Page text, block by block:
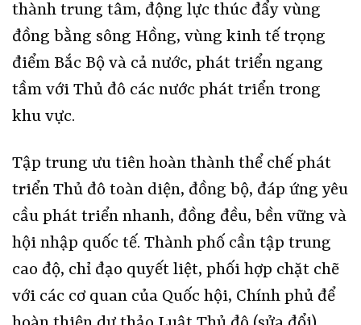
thành trung tâm, động lực thúc đẩy vùng
đồng bằng sông Hồng, vùng kinh tế trọng
điểm Bắc Bộ và cả nước, phát triển ngang
tầm với Thủ đô các nước phát triển trong
khu vực.
Tập trung ưu tiên hoàn thành thể chế phát
triển Thủ đô toàn diện, đồng bộ, đáp ứng yêu
cầu phát triển nhanh, đồng đều, bền vững và
hội nhập quốc tế. Thành phố cần tập trung
cao độ, chỉ đạo quyết liệt, phối hợp chặt chẽ
với các cơ quan của Quốc hội, Chính phủ để